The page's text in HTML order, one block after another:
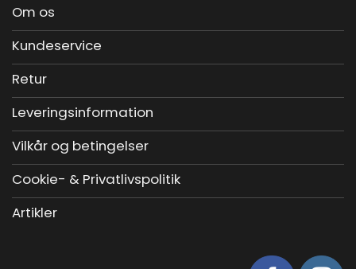
Om os
Kundeservice
Retur
Leveringsinformation
Vilkår og betingelser
Cookie- & Privatlivspolitik
Artikler